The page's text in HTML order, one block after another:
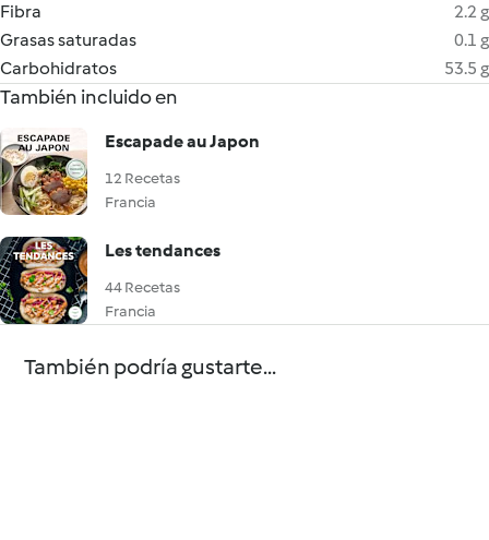
Fibra
2.2 g
Grasas saturadas
0.1 g
Carbohidratos
53.5 g
También incluido en
Escapade au Japon
12 Recetas
Francia
Les tendances
44 Recetas
Francia
También podría gustarte...